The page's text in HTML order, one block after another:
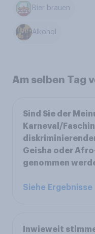
Bier brauen
Alkohol
Am selben Tag
Sind Sie der
Karneval/
Geisha oder
genommen
Siehe Ergebnisse
Inwieweit